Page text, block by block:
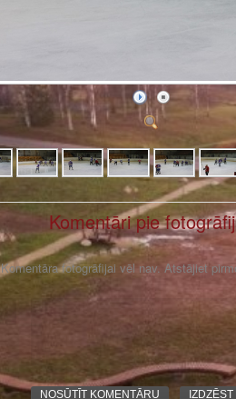
Komentāri pie
Komentāra fotogrāfijai vēl nav. Atstājiet